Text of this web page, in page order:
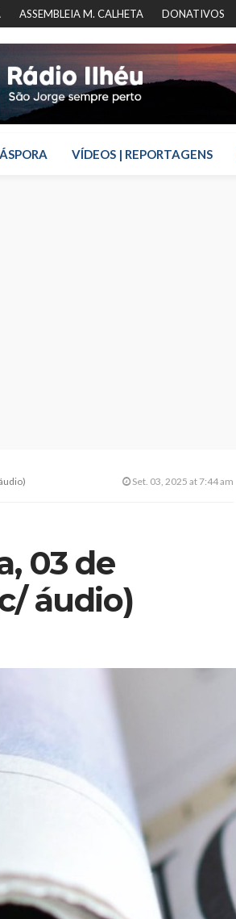
ASSEMBLEIA M. CALHETA DONATIVOS
VÍDEOS | REPORTAGENS
Set. 03, 2025 at 7:44 am
03 de
áudio)